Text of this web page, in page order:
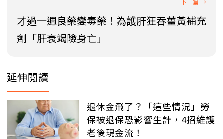
才過一週良藥變毒藥！為護肝狂吞薑黃補充
劑「肝衰竭險身亡」
延伸閱讀
退休金飛了？「這些情況」勞
保被退保恐影響生計，4招維護
老後現金流！